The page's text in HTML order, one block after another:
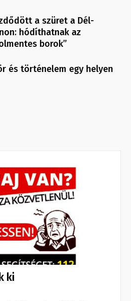
a szüret a Dél-
hódíthatnak az
borok”
és történelem egy helyen
ki